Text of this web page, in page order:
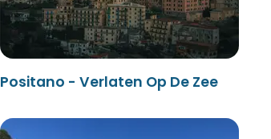
Positano - Verlaten Op De Zee